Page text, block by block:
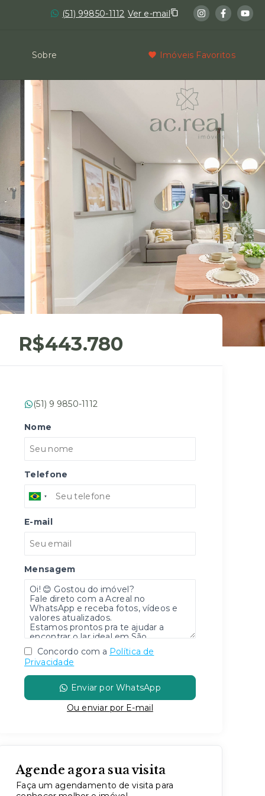
(51) 99850-1112 Ver e-mail
Sobre Imóveis Favoritos
R$443.780
(51) 9 9850-1112
Nome
Telefone
E-mail
Mensagem
Concordo com a Política de
Privacidade
Enviar por WhatsApp
Ou enviar por E-mail
Agende agora sua visita
Faça um agendamento de visita para